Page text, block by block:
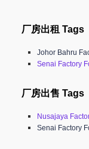
厂房出租 Tags
Johor Bahru
Senai Factory
厂房出售 Tags
Nusajaya
Senai Factory